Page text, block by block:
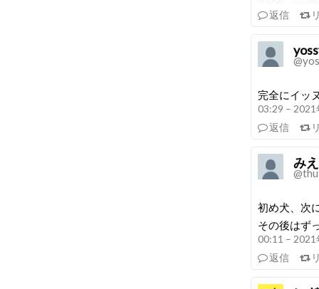
返信
完全にイッ
03:29 – 2021
返信
み
初め犬、次
その後はず
00:11 – 2021
返信